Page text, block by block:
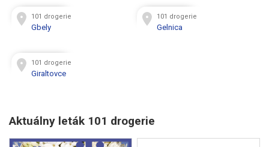
101 drogerie
Gbely
101 drogerie
Gelnica
101 drogerie
Giraltovce
Aktuálny leták 101 drogerie